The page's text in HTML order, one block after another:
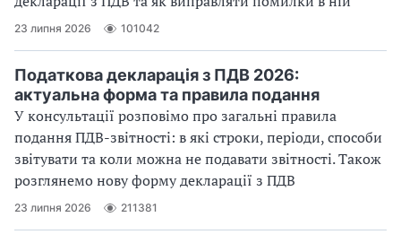
23 липня 2026 101042
Податкова декларація з ПДВ 2026:
актуальна форма та правила подання
У консультації розповімо про загальні правила
подання ПДВ-звітності: в які строки, періоди, способи
звітувати та коли можна не подавати звітності. Також
розглянемо нову форму декларації з ПДВ
23 липня 2026 211381